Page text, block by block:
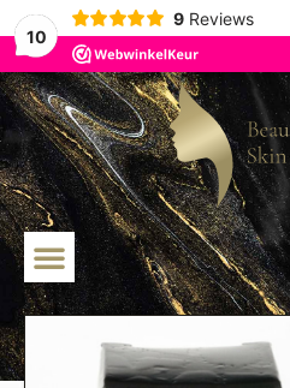
10
9 Reviews